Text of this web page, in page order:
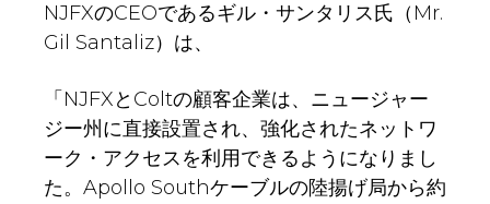
NJFXのCEOであるギル・サンタリス氏（Mr.
Gil Santaliz）は、
「NJFXとColtの顧客企業は、ニュージャー
ジー州に直接設置され、強化されたネットワ
ーク・アクセスを利用できるようになりまし
た。Apollo Southケーブルの陸揚げ局から約